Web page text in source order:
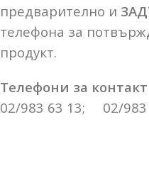
предварително и
телефона за
продукт.
Телефони за
02/983 63 13; 02/983